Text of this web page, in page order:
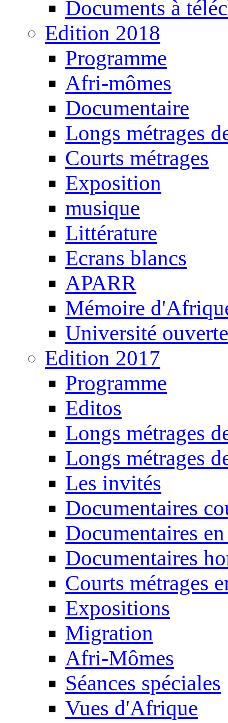
Documents à
Edition 2018
Programme
Afri-mômes
Documentaire
Longs métrages
Courts métrages
Exposition
musique
Littérature
Ecrans blancs
APARR
Mémoire
Université ouverte
Edition 2017
Programme
Editos
Longs métrages
Longs métrages
Les invités
Documentaires
Documentaires
Documentaires
Courts métrages
Expositions
Migration
Afri-Mômes
Séances spéciales
Vues d'Afrique